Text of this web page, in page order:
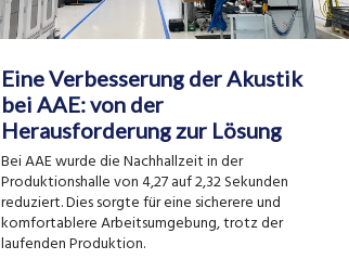
Eine Verbesserung der Akustik
bei AAE: von der
Herausforderung zur Lösung
Bei AAE wurde die Nachhallzeit in der
Produktionshalle von 4,27 auf 2,32 Sekunden
reduziert. Dies sorgte für eine sicherere und
komfortablere Arbeitsumgebung, trotz der
laufenden Produktion.